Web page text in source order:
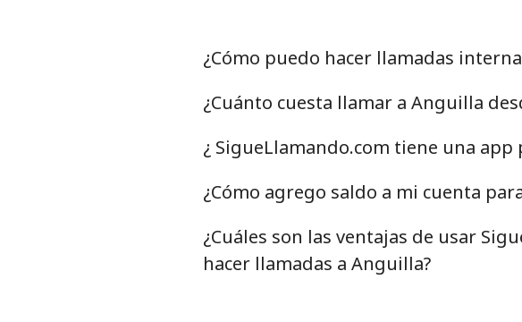
Línea fija ⁦19.5p⁩
Celular ⁦19.9p⁩
Antigua And Barbuda
Línea fija ⁦19.9p⁩
¿Cómo puedo hacer llamadas
¿Cuánto cuesta llamar a Anguilla
¿ SigueLlamando.com tiene una
¿Cómo agrego saldo a mi cuenta
¿Cuáles son las ventajas de usar
hacer llamadas a Anguilla?